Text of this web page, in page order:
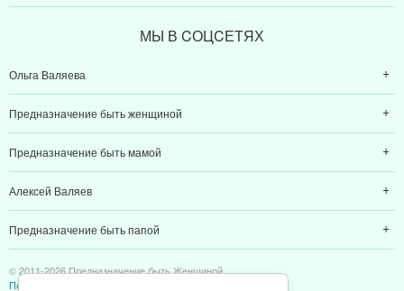
МЫ В CОЦCЕТЯХ
Ольга Валяева
Предназначение быть женщиной
Предназначение быть мамой
Алексей Валяев
Предназначение быть папой
© 2011-2026 Предназначение быть Женщиной
Политика конфиденциальности